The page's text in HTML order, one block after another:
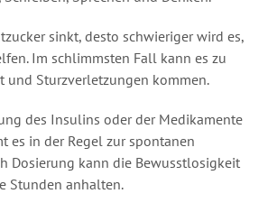
sinkt, desto schwieriger wird es,
Im schlimmsten Fall kann es zu
und Sturzverletzungen kommen.
des Insulins oder der Medikamente
es in der Regel zur spontanen
Dosierung kann die Bewusstlosigkeit
Stunden anhalten.